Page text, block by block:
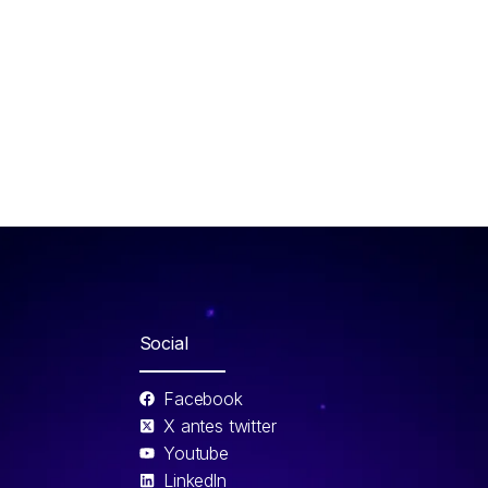
Social
Facebook
X antes twitter
Youtube
Linkedln